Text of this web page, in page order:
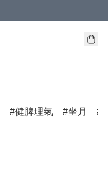
健脾理氣 坐月